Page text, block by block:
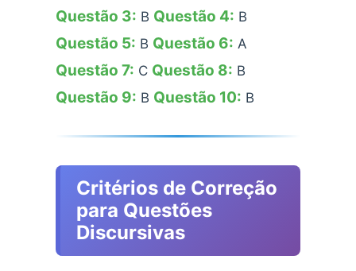
Questão 3: B Questão 4: B
Questão 5: B Questão 6: A
Questão 7: C Questão 8: B
Questão 9: B Questão 10: B
Critérios de Correção
para Questões
Discursivas